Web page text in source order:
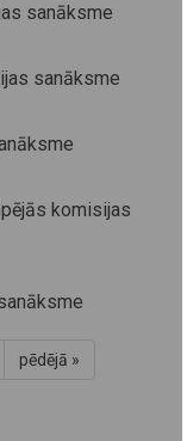
sanāksme
sanāksme
komisijas
pēdējā »